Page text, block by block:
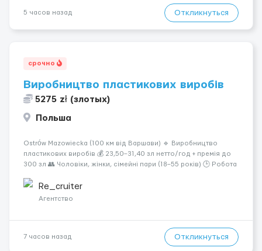
5 часов назад Откликнуться
срочно
Виробництво пластикових виробів
5275 zł (злотых)
Польша
Ostrów Mazowiecka (100 км від Варшави) 🔹 Виробництво
пластикових виробів 💰 23,50–31,40 зл нетто/год + премія до
300 зл 👥 Чоловіки, жінки, сімейні пари (18–55 років) 🕒 Робота
житло — 400 зл. 📦 Обов...
Re_cruiter
Агентство
7 часов назад Откликнуться